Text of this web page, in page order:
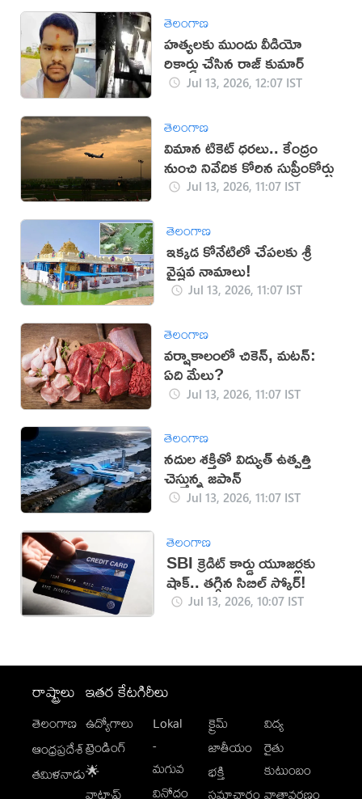
తెలంగాణ
హత్యలకు ముందు వీడియో
రికార్డు చేసిన రాజ్ కుమార్
Jul 13, 2026, 12:07 IST
తెలంగాణ
విమాన టికెట్‌ ధరలు.. కేంద్రం
నుంచి నివేదిక కోరిన సుప్రీంకోర్టు
Jul 13, 2026, 11:07 IST
తెలంగాణ
ఇక్కడ కోనేటిలో చేపలకు శ్రీ
వైష్ణవ నామాలు!
Jul 13, 2026, 11:07 IST
తెలంగాణ
వర్షాకాలంలో చికెన్, మటన్:
ఏది మేలు?
Jul 13, 2026, 11:07 IST
తెలంగాణ
నదుల శక్తితో విద్యుత్ ఉత్పత్తి
చెస్తున్న జపాన్
Jul 13, 2026, 11:07 IST
తెలంగాణ
SBI క్రెడిట్ కార్డు యూజర్లకు
షాక్.. తగ్గిన సిబిల్ స్కోర్!
Jul 13, 2026, 10:07 IST
రాష్ట్రాలు
తెలంగాణ
ఆంధ్రప్రదేశ్
తమిళనాడు
ఇతర కేటగిరీలు
ఉద్యోగాలు
ట్రెండింగ్
🌟
Lokal
-
మగువ
వినోదం
క్రైమ్
జాతీయం
భక్తి
విద్య
రైతు
కుటుంబం